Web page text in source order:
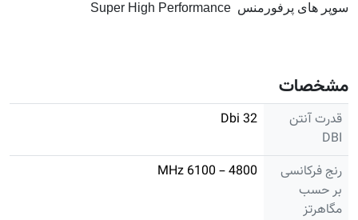
سوپر های پرفورمنس Super High Performance
مشخصات
قدرت آنتن
DBI
32 Dbi
رنج فرکانسی
بر حسب
مگاهرتز
4800 – 6100 MHz